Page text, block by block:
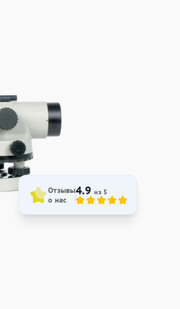
Отзывы
о нас
4.9из 5